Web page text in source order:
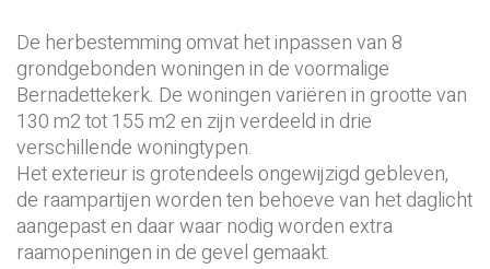
De herbestemming omvat het inpassen van 8
grondgebonden woningen in de voormalige
Bernadettekerk. De woningen variëren in grootte van
130 m2 tot 155 m2 en zijn verdeeld in drie
verschillende woningtypen.
Het exterieur is grotendeels ongewijzigd gebleven,
de raampartijen worden ten behoeve van het daglicht
aangepast en daar waar nodig worden extra
raamopeningen in de gevel gemaakt.